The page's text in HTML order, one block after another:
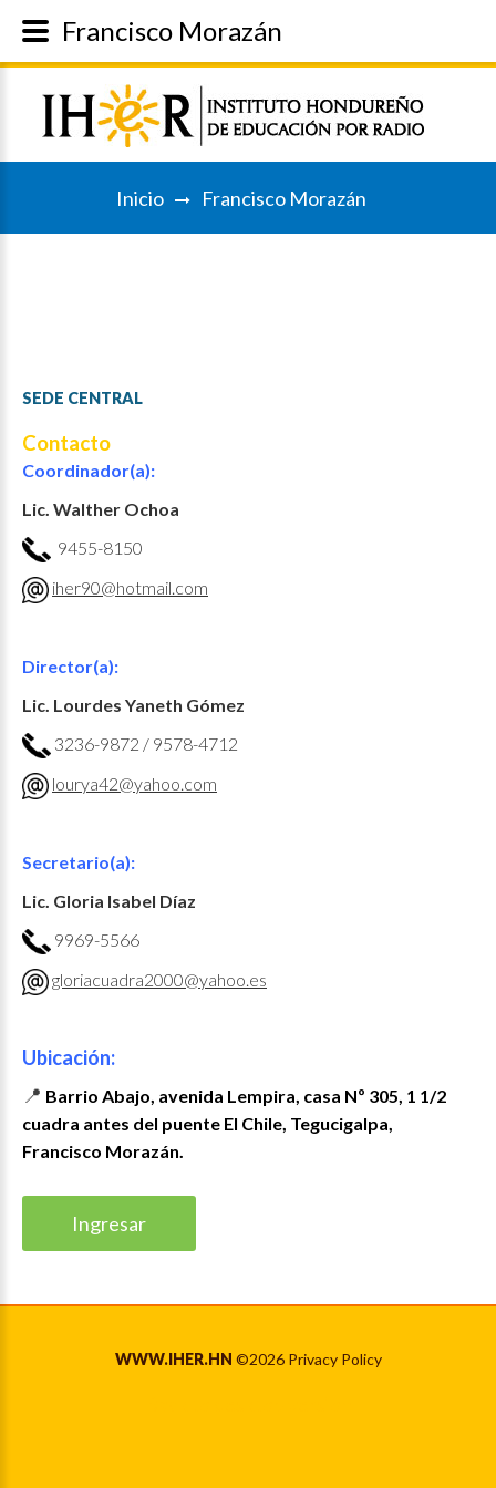
Inicio Francisco Morazán
SEDE CENTRAL
Contacto
Coordinador(a):
Lic. Walther Ochoa
9455-8150
iher90@hotmail.com
Director(a):
Lic. Lourdes Yaneth Gómez
3236-9872 / 9578-4712
lourya42@yahoo.com
Secretario(a):
Lic. Gloria Isabel Díaz
9969-5566
gloriacuadra2000@yahoo.es
Ubicación:
📍 Barrio Abajo, avenida Lempira, casa Nº 305, 1 1/2
cuadra antes del puente El Chile, Tegucigalpa,
Francisco Morazán.
Ingresar
WWW.IHER.HN ©2026 Privacy Policy
Francisco Morazán